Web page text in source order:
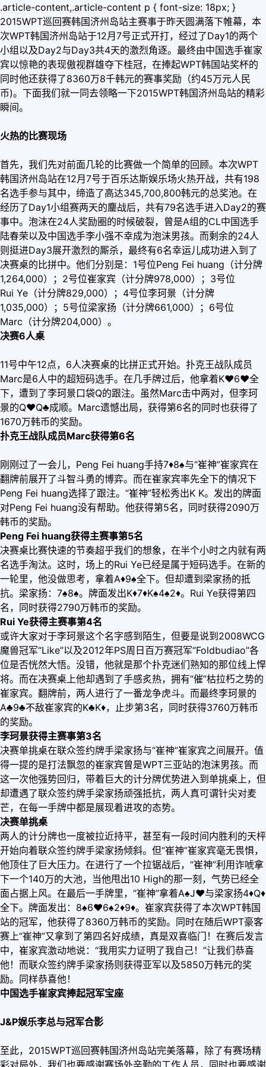
.article-content,.article-content p { font-size: 18px; }
2015WPT巡回赛韩国济州岛站主赛事于昨天圆满落下帷幕，本
次WPT韩国济州岛站于12月7号正式开打，经过了Day1的两个
小组以及Day2与Day3共4天的激烈角逐。最终由中国选手崔家
宾以惊艳的表现傲视群雄夺下桂冠，在捧起WPT韩国站奖杯的
同时他还获得了8360万8千韩元的赛事奖励（约45万元人民
币)。下面我们就一同去领略一下2015WPT韩国济州岛站的精彩
瞬间。
火热的比赛现场
首先，我们先对前面几轮的比赛做一个简单的回顾。本次WPT
韩国济州岛站在12月7号于百乐达斯娱乐场火热开战，共有198
名选手参与其中，缔造了高达345,700,800韩元的总奖池。在
经历了Day1小组赛两天的鏖战后，共有79名选手进入Day2的赛
事中。泡沫在24人奖励圈的时候破裂，曾是A组的CL中国选手
陆春荣以及中国选手李小强不幸成为泡沫男孩。而剩余的24人
则挺进Day3展开激烈的厮杀，最终有6名幸运儿成功进入到了
决赛桌的比拼中。他们分别是：1号位Peng Fei huang（计分牌
1,264,000）；2号位崔家宾（计分牌978,000）；3号位
Rui Ye（计分牌829,000）；4号位李珂景（计分牌
1,035,000）；5号位梁家扬（计分牌661,000）；6号位
Marc（计分牌204,000）。
决赛6人桌
11号中午12点，6人决赛桌的比拼正式开始。扑克王战队成员
Marc是6人中的超短码选手。在几手牌过后，他拿着K♥6♥全
下，遭到了李珂景口袋Q的跟注。虽然Marc击中两对，但李珂
景的Q♥Q♣成顺。Marc遗憾出局，获得第6名的同时也获得了
1670万韩币的奖励。
扑克王战队成员Marc获得第6名
刚刚过了一会儿，Peng Fei huang手持7♦8♠与“崔神”崔家宾在
翻牌前展开了斗智斗勇的博弈。而在崔家宾率先全下的情况下
Peng Fei huang选择了跟注。“崔神”轻松秀出K K。发出的牌面
对Peng Fei huang没有帮助。他获得第5名，同时获得2090万
韩币的奖励。
Peng Fei huang获得主赛事第5名
决赛桌比赛快速的节奏超乎我们的想象，在半个小时之内就有两
名选手淘汰。这时，场上的Rui Ye已经是属于短码选手。在新的
一轮里，他没做思考，拿着A♦9♠全下。但却遭到梁家扬的抵
抗。梁家扬：7♠8♠。牌面发出K♦7♦K♠4♠2♦。Rui Ye获得第四
名，同时获得2790万韩币的奖励。
Rui Ye获得主赛事第4名
或许大家对于李珂景这个名字感到陌生，但要是说到2008WCG
魔兽冠军“Like”以及2012年PS周日百万赛冠军“Foldbudiao”各
位是否恍然大悟。没错，他就是那个扑克迷们熟知的那位线上悍
将。而在决赛桌上他却遇到了手感炙热，拥有“催”枯拉朽之势的
崔家宾。翻牌前，两人进行了一番龙争虎斗。而最终李珂景的
A♣9♣不敌崔家宾的K♣K♦，止步第3名，同时获得3760万韩币
的奖励。
李珂景获得主赛事第3名
决赛单挑桌在联众签约牌手梁家扬与“崔神”崔家宾之间展开。值
得一提的是打法飘忽的崔家宾曾是WPT三亚站的泡沫男孩。而
这一次他强势回归，带着巨大的计分牌优势进入到单挑桌上，但
却遭遇了联众签约牌手梁家扬顽强抵抗，两人真可谓针尖对麦
芒，在每一手牌中都是展现着进攻的态势。
决赛单挑桌
两人的计分牌也一度被拉近持平，甚至有一段时间内胜利的天枰
开始向着联众签约牌手梁家扬倾斜。但“崔神”崔家宾毫无畏惧，
他顶住了巨大压力。在进行了一个拉锯战后，“崔神”利用诈唬拿
下一个140万的大池，当他甩出10 High的那一刻，气势已经全
面占据上风。在最后一手牌里，“崔神”拿着A♠J♥与梁家扬4♦Q♦
全下。牌面发出：8♠6♥6♠2♦9♦。崔家宾获得了本次WPT韩国
站的冠军，他获得了8360万韩币的奖励。同时在随后WPT豪客
赛上“崔神”又拿到了第四名好成绩，真是双喜临门！在赛后发言
中，崔家宾激动地说：“我用实力证明了我自己！”让我们恭喜
他！而联众签约牌手梁家扬则获得亚军以及5850万韩元的奖
励。同样恭喜他！
中国选手崔家宾捧起冠军宝座
J&P娱乐李总与冠军合影
至此，2015WPT巡回赛韩国济州岛站完美落幕，除了有赛场精
彩对局外，我们也要感谢赛场外辛勤的工作人员，同时也要感谢